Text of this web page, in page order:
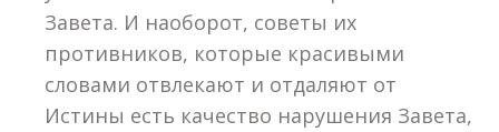
Завета. И наоборот, советы их
противников, которые красивыми
словами отвлекают и отдаляют от
Истины есть качество нарушения Завета,